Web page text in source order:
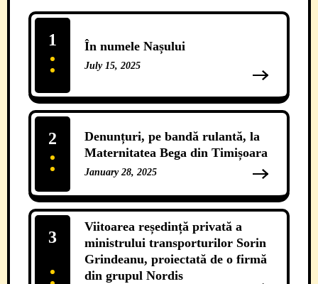
În numele Nașului
July 15, 2025
1
Denunțuri, pe bandă rulantă, la
Maternitatea Bega din Timișoara
January 28, 2025
2
Viitoarea reședință privată a
ministrului transporturilor Sorin
Grindeanu, proiectată de o firmă
din grupul Nordis
3